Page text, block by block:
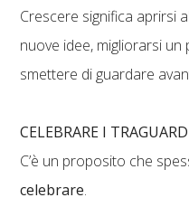
Crescere significa aprirsi
nuove idee, migliorarsi
smettere di guardare
CELEBRARE I
C’è un proposito che
celebrare.